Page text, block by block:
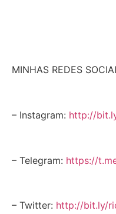
MINHAS REDES
– Instagram: http://
– Telegram: https://
– Twitter: http://bit.ly/